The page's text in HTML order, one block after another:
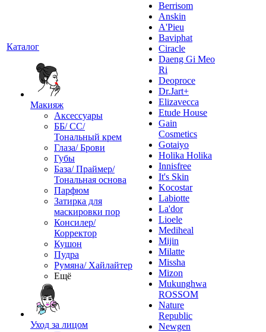
Каталог
Макияж
Аксессуары
ББ/ СС/
Тональный крем
Глаза/ Брови
Губы
База/ Праймер/
Тональная основа
Парфюм
Затирка для
маскировки пор
Консилер/
Корректор
Кушон
Пудра
Румяна/ Хайлайтер
Ещё
Уход за лицом
Berrisom
Anskin
A'Pieu
Baviphat
Ciracle
Daeng Gi Meo
Ri
Deoproce
Dr.Jart+
Elizavecca
Etude House
Gain
Cosmetics
Gotaiyo
Holika Holika
Innisfree
It's Skin
Kocostar
Labiotte
La'dor
Lioele
Mediheal
Mijin
Milatte
Missha
Mizon
Mukunghwa
ROSSOM
Nature
Republic
Newgen